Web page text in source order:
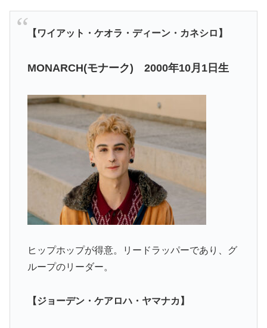
【ワイアット・ケオラ・ディーン・カネシロ】
MONARCH(モナーク) 2000年10月1日生
ヒップホップが得意。リードラッパーであり、グ
ループのリーダー。
【ジョーデン・ケアロハ・ヤマナカ】